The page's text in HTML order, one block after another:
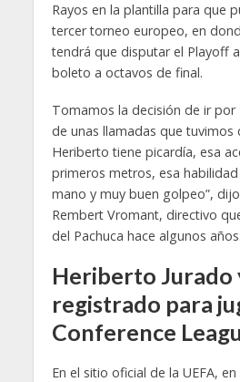
Rayos en la plantilla para que
tercer torneo europeo, en
tendrá que disputar el Playoff
boleto a octavos de final.
Tomamos la decisión de ir
de unas llamadas que tuvimos
Heriberto tiene picardía, esa
primeros metros, esa
mano y muy buen golpeo”,
Rembert Vromant, directivo
del Pachuca hace algunos años.
Heriberto Jurado
registrado para
Conference
En el sitio oficial de la UEFA,